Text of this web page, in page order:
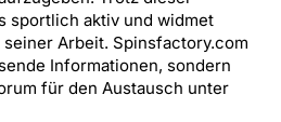
sportlich aktiv und widmet
Arbeit. Spinsfactory.com
Informationen, sondern
für den Austausch unter